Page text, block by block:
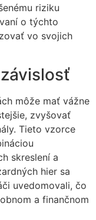
riziku
o týchto
vo svojich
môže mať vážne
zvyšovať
Tieto vzorce
skreslení a
hier sa
uvedomovali, čo
a finančnom